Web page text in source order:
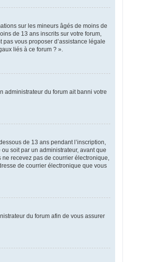
sur les mineurs âgés de moins de
de 13 ans inscrits sur votre forum,
vous proposer d’assistance légale
liés à ce forum ? ».
administrateur du forum ait banni votre
de 13 ans pendant l’inscription,
soit par un administrateur, avant que
recevez pas de courrier électronique,
de courrier électronique que vous
du forum afin de vous assurer